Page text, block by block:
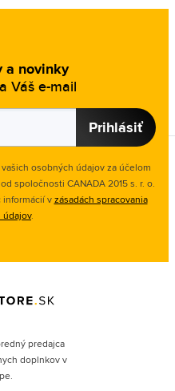
a novinky
Váš e-mail
Prihlásiť
osobných údajov za účelom
spoločnosti CANADA 2015 s. r. o.
informácií vzásadách spracovania
.
predajca
doplnkov v